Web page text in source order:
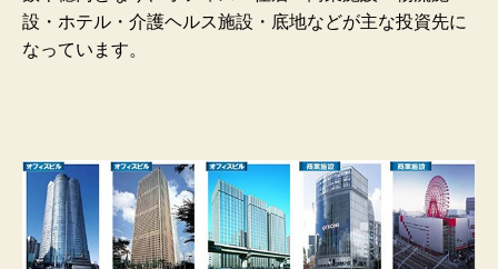
設・ホテル・介護ヘルス施設・底地などが主な投資先に
なっています。